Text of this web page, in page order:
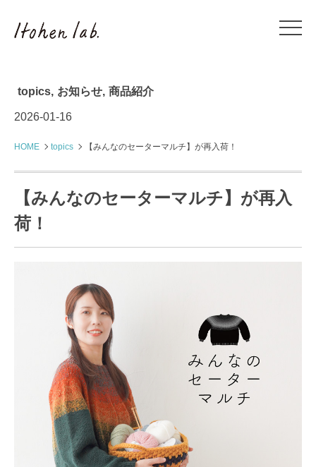
topics, お知らせ, 商品紹介
2026-01-16
HOME topics 【みんなのセーターマルチ】が再入荷！
【みんなのセーターマルチ】が再入
荷！